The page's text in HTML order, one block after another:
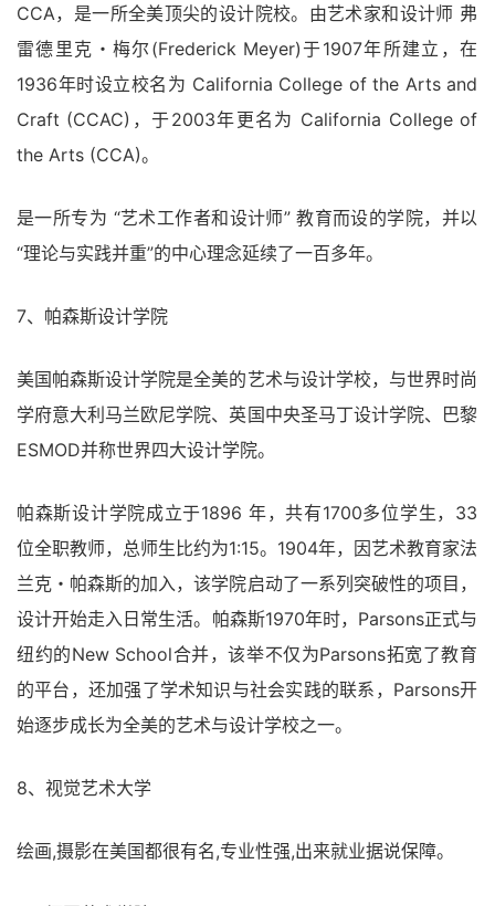
CCA，是一所全美顶尖的设计院校。由艺术家和设计师 弗
雷德里克・梅尔(Frederick Meyer)于1907年所建立，在
1936年时设立校名为 California College of the Arts and
Craft (CCAC)，于2003年更名为 California College of
the Arts (CCA)。
是一所专为 “艺术工作者和设计师” 教育而设的学院，并以
“理论与实践并重”的中心理念延续了一百多年。
7、帕森斯设计学院
美国帕森斯设计学院是全美的艺术与设计学校，与世界时尚
学府意大利马兰欧尼学院、英国中央圣马丁设计学院、巴黎
ESMOD并称世界四大设计学院。
帕森斯设计学院成立于1896 年，共有1700多位学生，33
位全职教师，总师生比约为1:15。1904年，因艺术教育家法
兰克・帕森斯的加入，该学院启动了一系列突破性的项目，
设计开始走入日常生活。帕森斯1970年时，Parsons正式与
纽约的New School合并，该举不仅为Parsons拓宽了教育
的平台，还加强了学术知识与社会实践的联系，Parsons开
始逐步成长为全美的艺术与设计学校之一。
8、视觉艺术大学
绘画,摄影在美国都很有名,专业性强,出来就业据说保障。